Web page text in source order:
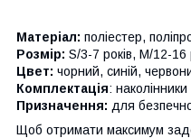
Матеріал: поліестер,
Розмір: S/3-7 років, M/12-16
Цвет: чорний, синій,
Комплектація:
Призначення: для
Щоб отримати максимум